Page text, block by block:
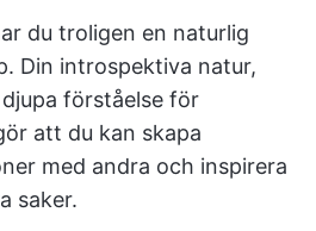
du troligen en naturlig
Din introspektiva natur,
förståelse för
att du kan skapa
med andra och inspirera
saker.